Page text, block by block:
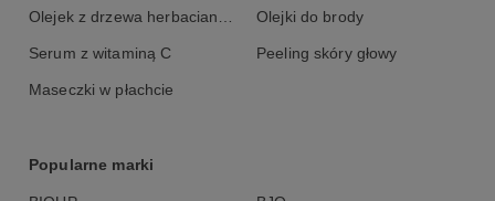
Olejek z drzewa herbacianego Olejki do brody
Serum z witaminą C Peeling skóry głowy
Maseczki w płachcie
Popularne marki